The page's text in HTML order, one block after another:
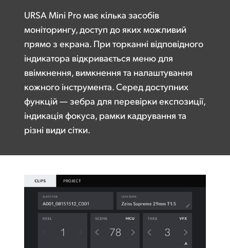
URSA Mini Pro має кілька засобів
моніторингу, доступ до яких можливий
прямо з екрана. При торканні відповідного
індикатора відкривається меню для
ввімкнення, вимкнення та налаштування
кожного інструмента. Серед доступних
функцій — зебра для перевірки експозиції,
індикація фокуса, рамки кадрування та
різні види сітки.